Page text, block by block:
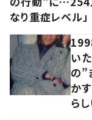
なり重症レベル」
い
の”
か
らし